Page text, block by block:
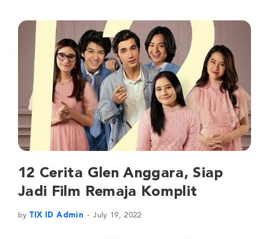
12 Cerita Glen Anggara, Siap
Jadi Film Remaja Komplit
by TIX ID Admin July 19, 2022